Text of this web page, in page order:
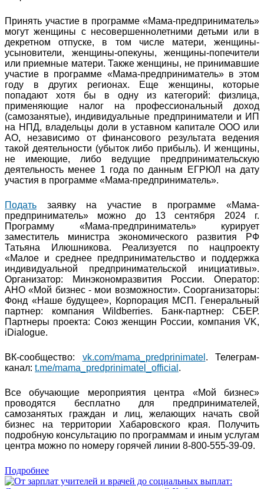
Принять участие в программе «Мама-предприниматель»
могут женщины с несовершеннолетними детьми или в
декретном отпуске, в том числе матери, женщины-
усыновители, женщины-опекуны, женщины-попечители
или приемные матери. Также женщины, не принимавшие
участие в программе «Мама-предприниматель» в этом
году в других регионах. Еще женщины, которые
попадают хотя бы в одну из категорий: физлица,
применяющие налог на профессиональный доход
(самозанятые), индивидуальные предприниматели и ИП
на НПД, владельцы доли в уставном капитале ООО или
АО, независимо от финансового результата ведения
такой деятельности (убыток либо прибыль). И женщины,
не имеющие, либо ведущие предпринимательскую
деятельность менее 1 года по данным ЕГРЮЛ на дату
участия в программе «Мама-предприниматель».
Подать заявку на участие в программе «Мама-
предприниматель» можно до 13 сентября 2024 г.
Программу «Мама-предприниматель» курирует
заместитель министра экономического развития РФ
Татьяна Илюшникова. Реализуется по нацпроекту
«Малое и среднее предпринимательство и поддержка
индивидуальной предпринимательской инициативы».
Организатор: Минэкономразвития России. Оператор:
АНО «Мой бизнес - мои возможности». Соорганизаторы:
Фонд «Наше будущее», Корпорация МСП. Генеральный
партнер: компания Wildberries. Банк-партнер: СБЕР.
Партнеры проекта: Союз женщин России, компания VK,
iDialogue.
ВК-сообщество: vk.com/mama_predprinimatel . Телеграм-
канал: t.me/mama_predprinimatel_official .
Все обучающие мероприятия центра «Мой бизнес»
проводятся бесплатно для предпринимателей,
самозанятых граждан и лиц, желающих начать свой
бизнес на территории Хабаровского края. Получить
подробную консультацию по программам и иным услугам
центра можно по номеру горячей линии 8-800-555-39-09.
Подробнее